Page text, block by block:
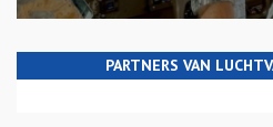
PARTNERS VAN